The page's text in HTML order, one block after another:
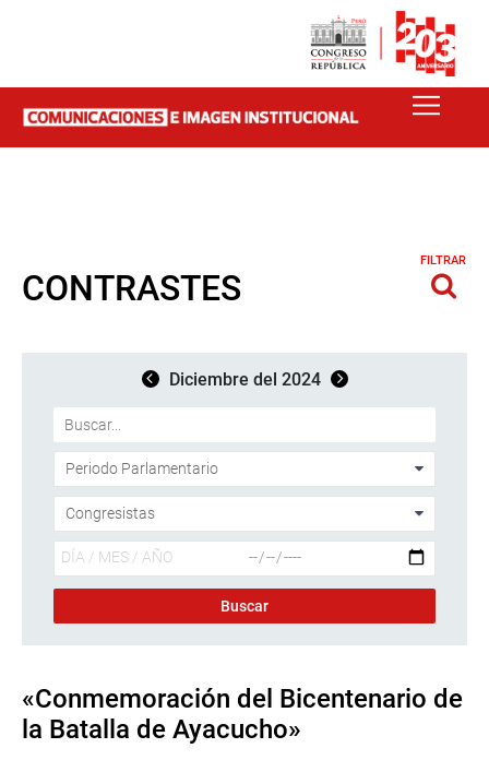
CONTRASTES
FILTRAR
Diciembre del 2024
«Conmemoración del Bicentenario de
la Batalla de Ayacucho»